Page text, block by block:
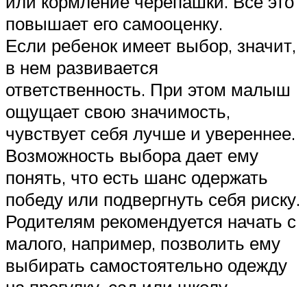
повышает его самооценку.
Если ребенок имеет выбор, значит,
в нем развивается
ответственность. При этом малыш
ощущает свою значимость,
чувствует себя лучше и увереннее.
Возможность выбора дает ему
понять, что есть шанс одержать
победу или подвергнуть себя риску.
Родителям рекомендуется начать с
малого, например, позволить ему
выбирать самостоятельно одежду